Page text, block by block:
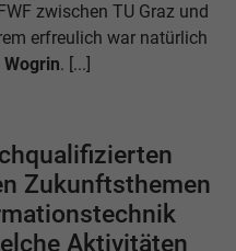
zwischen TU Graz und
erfreulich war natürlich
Wogrin. [...]
Zukunftsthemen
Aktivitäten